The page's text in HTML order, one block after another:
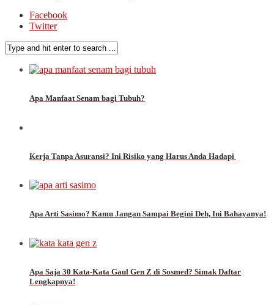
Facebook
Twitter
Apa Manfaat Senam bagi Tubuh?
Kerja Tanpa Asuransi? Ini Risiko yang Harus Anda Hadapi
Apa Arti Sasimo? Kamu Jangan Sampai Begini Deh, Ini Bahayanya!
Apa Saja 30 Kata-Kata Gaul Gen Z di Sosmed? Simak Daftar
Lengkapnya!